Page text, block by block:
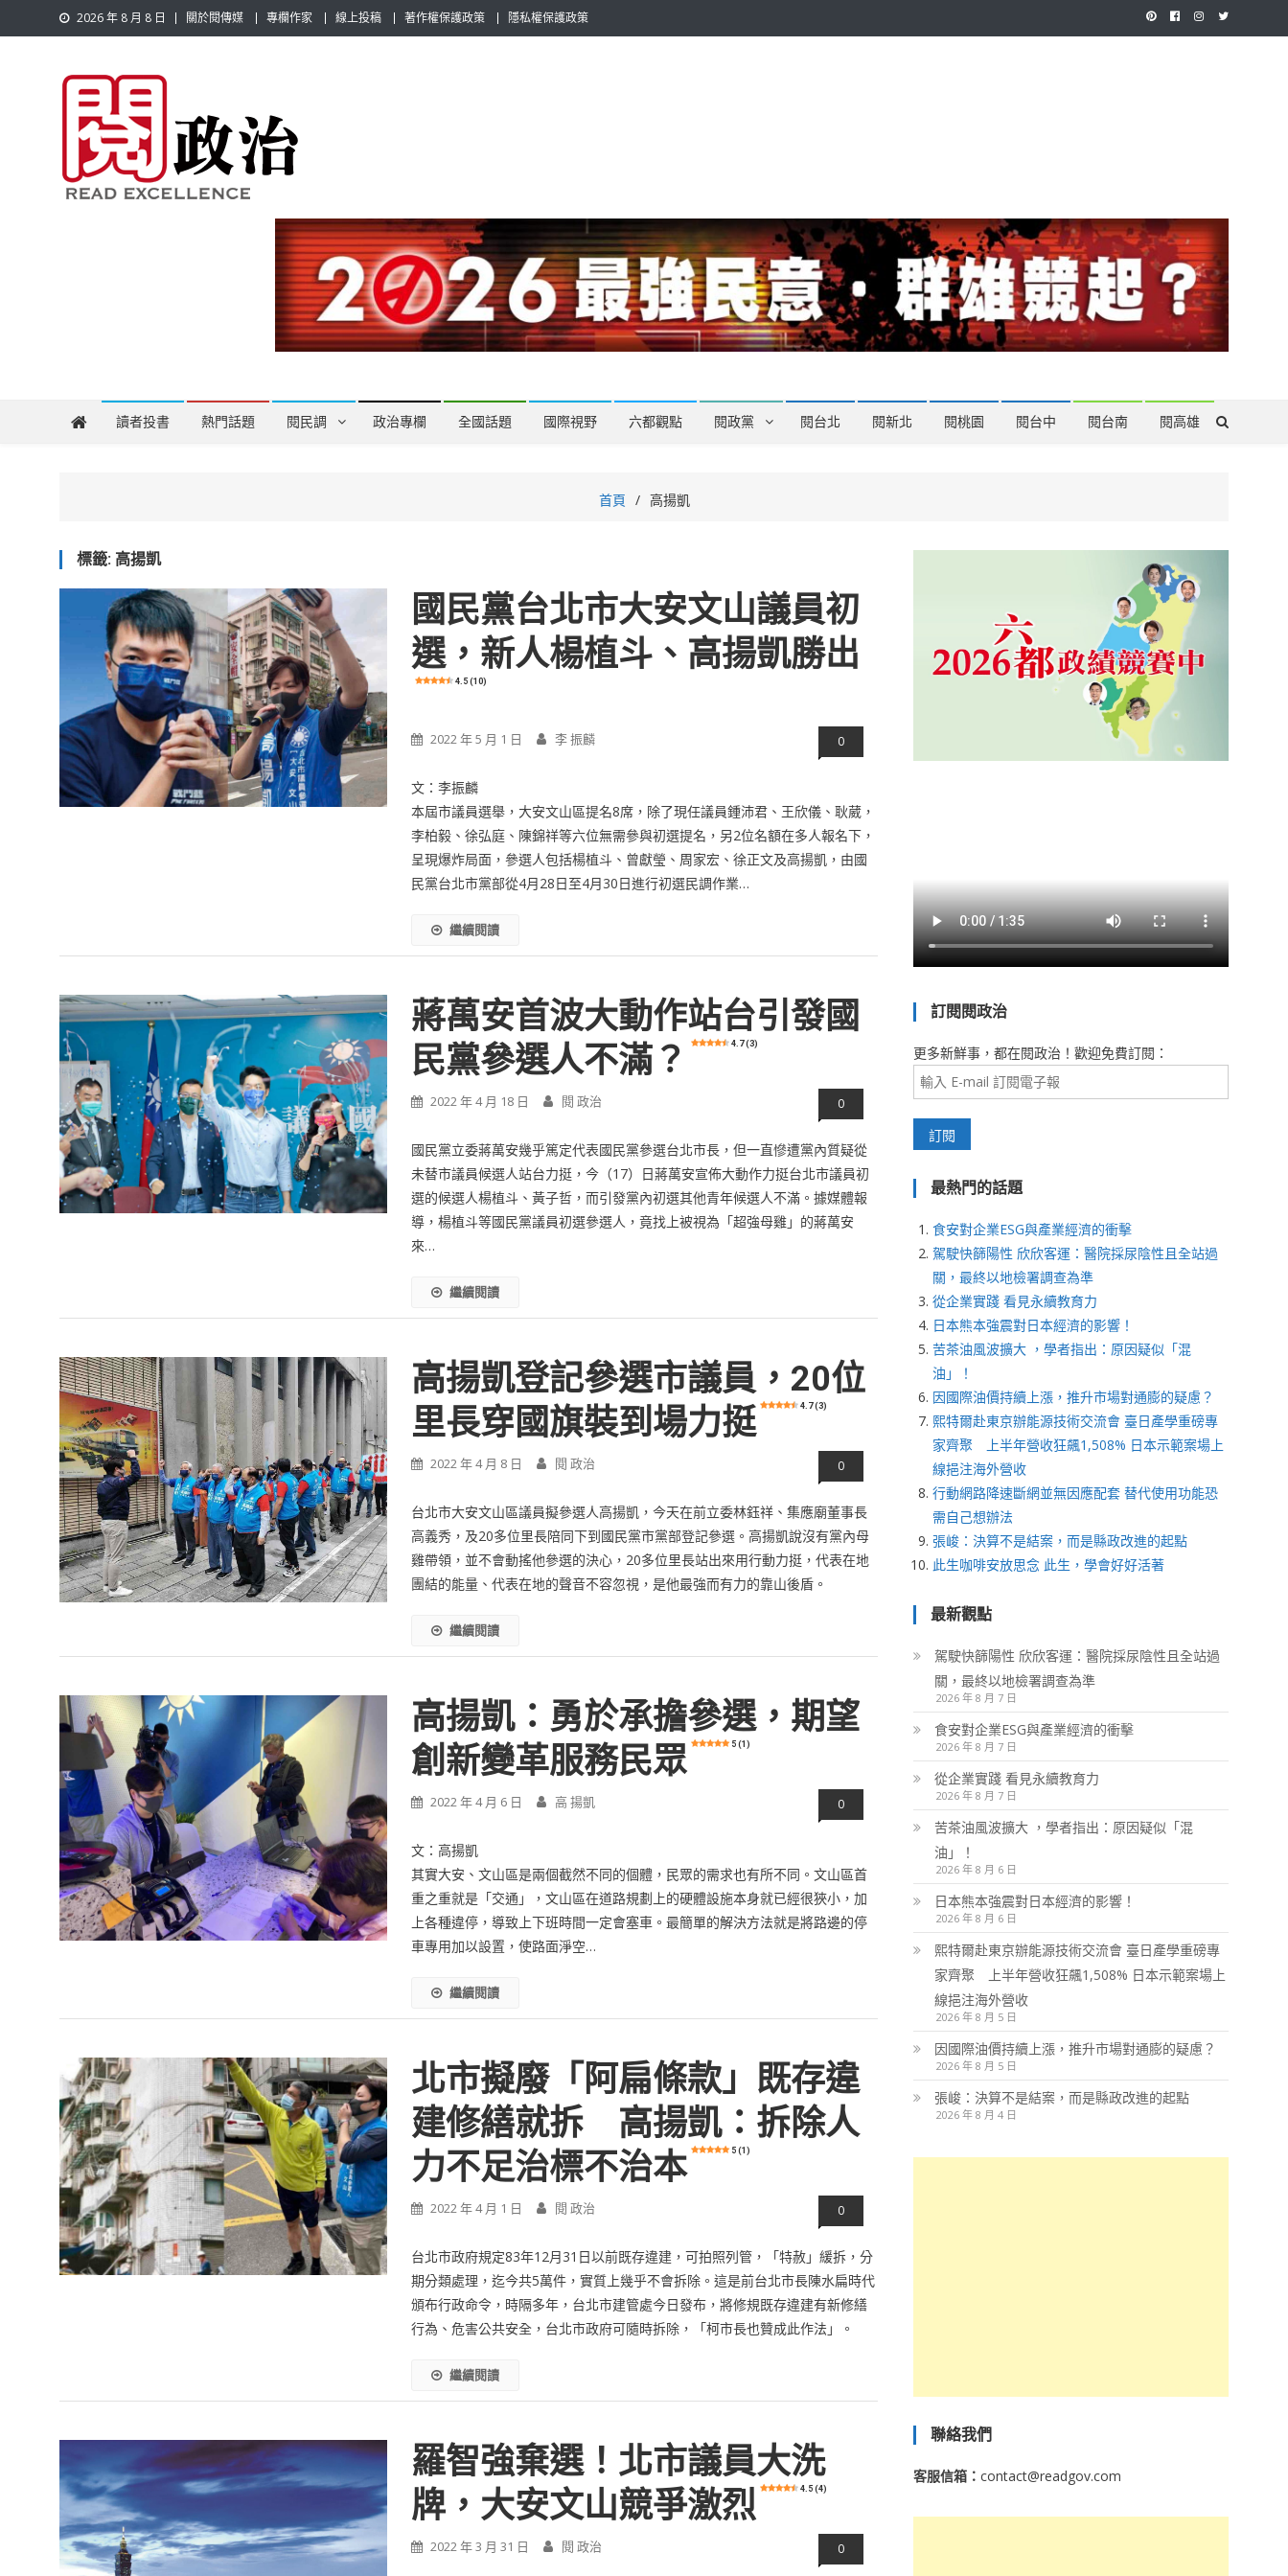
to
2026 年 8 月 8 日 關於閱傳媒 專欄作家 線上投稿 著作權保護政策 隱私權保護政策
閱政治 Read Gov News
讀者投書 熱門話題 閱民調 政治專欄 全國話題 國際視野 六都觀點 閱政黨 閱台北 閱新北 閱桃園 閱台中 閱台南 閱高雄
首頁 高揚凱
標籤: 高揚凱
國民黨台北市大安文山議員初
選，新人楊植斗、高揚凱勝出
4.5 (10)
2022 年 5 月 1 日 李 振麟 0
文：李振麟
本屆市議員選舉，大安文山區提名8席，除了現任議員鍾沛君、王欣儀、耿葳，
李柏毅、徐弘庭、陳錦祥等六位無需參與初選提名，另2位名額在多人報名下，
呈現爆炸局面，參選人包括楊植斗、曾獻瑩、周家宏、徐正文及高揚凱，由國
民黨台北市黨部從4月28日至4月30日進行初選民調作業…
繼續閱讀
蔣萬安首波大動作站台引發國
民黨參選人不滿？
4.7 (3)
2022 年 4 月 18 日 閱 政治 0
國民黨立委蔣萬安幾乎篤定代表國民黨參選台北市長，但一直慘遭黨內質疑從
未替市議員候選人站台力挺，今（17）日蔣萬安宣佈大動作力挺台北市議員初
選的候選人楊植斗、黃子哲，而引發黨內初選其他青年候選人不滿。據媒體報
導，楊植斗等國民黨議員初選參選人，竟找上被視為「超強母雞」的蔣萬安
來…
繼續閱讀
高揚凱登記參選市議員，20位
里長穿國旗裝到場力挺
4.7 (3)
2022 年 4 月 8 日 閱 政治 0
台北市大安文山區議員擬參選人高揚凱，今天在前立委林鈺祥、集應廟董事長
高義秀，及20多位里長陪同下到國民黨市黨部登記參選。高揚凱說沒有黨內母
雞帶領，並不會動搖他參選的決心，20多位里長站出來用行動力挺，代表在地
團結的能量、代表在地的聲音不容忽視，是他最強而有力的靠山後盾。
繼續閱讀
高揚凱：勇於承擔參選，期望
創新變革服務民眾
5 (1)
2022 年 4 月 6 日 高 揚凱 0
文：高揚凱
其實大安、文山區是兩個截然不同的個體，民眾的需求也有所不同。文山區首
重之重就是「交通」，文山區在道路規劃上的硬體設施本身就已經很狹小，加
上各種違停，導致上下班時間一定會塞車。最簡單的解決方法就是將路邊的停
車專用加以設置，使路面淨空…
繼續閱讀
北市擬廢「阿扁條款」既存違
建修繕就拆 高揚凱：拆除人
力不足治標不治本
5 (1)
2022 年 4 月 1 日 閱 政治 0
台北市政府規定83年12月31日以前既存違建，可拍照列管，「特赦」緩拆，分
期分類處理，迄今共5萬件，實質上幾乎不會拆除。這是前台北市長陳水扁時代
頒布行政命令，時隔多年，台北市建管處今日發布，將修規既存違建有新修繕
行為、危害公共安全，台北市政府可隨時拆除，「柯市長也贊成此作法」。
繼續閱讀
羅智強棄選！北市議員大洗
牌，大安文山競爭激烈
4.5 (4)
2022 年 3 月 31 日 閱 政治 0
訂閱閱政治
更多新鮮事，都在閱政治！歡迎免費訂閱：
最熱門的話題
食安對企業ESG與產業經濟的衝擊
駕駛快篩陽性 欣欣客運：醫院採尿陰性且全站過
關，最終以地檢署調查為準
從企業實踐 看見永續教育力
日本熊本強震對日本經濟的影響！
苦茶油風波擴大 ，學者指出：原因疑似「混
油」！
因國際油價持續上漲，推升市場對通膨的疑慮？
熙特爾赴東京辦能源技術交流會 臺日產學重磅專
家齊聚 上半年營收狂飆1,508% 日本示範案場上
線挹注海外營收
行動網路降速斷網並無因應配套 替代使用功能恐
需自己想辦法
張峻：決算不是結案，而是縣政改進的起點
此生咖啡安放思念 此生，學會好好活著
最新觀點
駕駛快篩陽性 欣欣客運：醫院採尿陰性且全站過
關，最終以地檢署調查為準
2026 年 8 月 7 日
食安對企業ESG與產業經濟的衝擊
2026 年 8 月 7 日
從企業實踐 看見永續教育力
2026 年 8 月 7 日
苦茶油風波擴大 ，學者指出：原因疑似「混
油」！
2026 年 8 月 6 日
日本熊本強震對日本經濟的影響！
2026 年 8 月 6 日
熙特爾赴東京辦能源技術交流會 臺日產學重磅專
家齊聚 上半年營收狂飆1,508% 日本示範案場上
線挹注海外營收
2026 年 8 月 5 日
因國際油價持續上漲，推升市場對通膨的疑慮？
2026 年 8 月 5 日
張峻：決算不是結案，而是縣政改進的起點
2026 年 8 月 4 日
聯絡我們
客服信箱： contact@readgov.com